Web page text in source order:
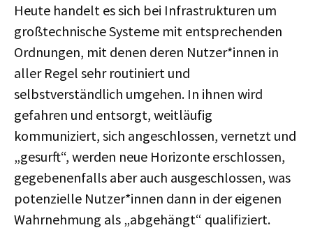
Heute handelt es sich bei Infrastrukturen um
großtechnische Systeme mit entsprechenden
Ordnungen, mit denen deren Nutzer*innen in
aller Regel sehr routiniert und
selbstverständlich umgehen. In ihnen wird
gefahren und entsorgt, weitläufig
kommuniziert, sich angeschlossen, vernetzt und
„gesurft“, werden neue Horizonte erschlossen,
gegebenenfalls aber auch ausgeschlossen, was
potenzielle Nutzer*innen dann in der eigenen
Wahrnehmung als „abgehängt“ qualifiziert.